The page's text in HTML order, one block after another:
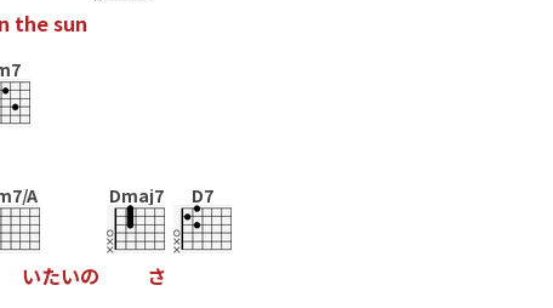
n thesun
A
いたいの
Dmaj7
さ
D7